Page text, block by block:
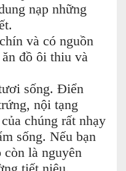
nạp những
và có nguồn
đồ ôi thiu và
sống. Điển
nội tạng
chúng rất nhạy
sống. Nếu bạn
là nguyên